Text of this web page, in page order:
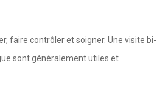
faire contrôler et soigner. Une visite bi-
sont généralement utiles et